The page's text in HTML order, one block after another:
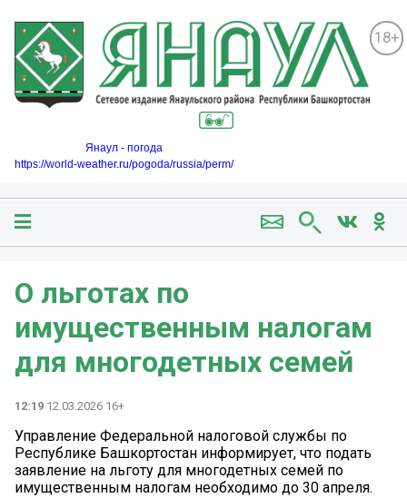
18+
Янаул - погода
https://world-weather.ru/pogoda/russia/perm/
О льготах по
имущественным налогам
для многодетных семей
12:19 12.03.2026 16+
Управление Федеральной налоговой службы по
Республике Башкортостан информирует, что подать
заявление на льготу для многодетных семей по
имущественным налогам необходимо до 30 апреля.